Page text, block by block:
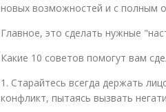
новых возможностей и с полным
Главное, это сделать нужные
Какие 10 советов помогут вам
1. Старайтесь всегда держать
конфликт, пытаясь вызвать